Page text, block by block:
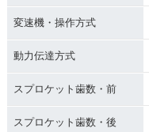
変速機・操作方式
動力伝達方式
スプロケット歯数・前
スプロケット歯数・後